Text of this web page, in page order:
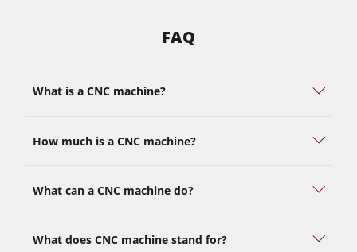
FAQ
What is a CNC machine?
How much is a CNC machine?
What can a CNC machine do?
What does CNC machine stand for?